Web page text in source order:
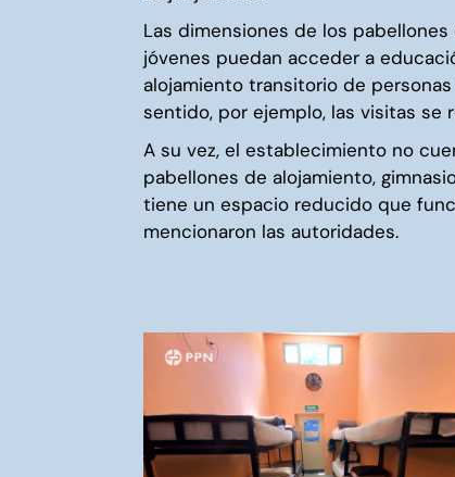
Las dimensiones de los
jóvenes puedan acceder a
alojamiento transitorio de
sentido, por ejemplo, las visitas se
A su vez, el establecimiento no
pabellones de alojamiento,
tiene un espacio reducido que
mencionaron las autoridades.